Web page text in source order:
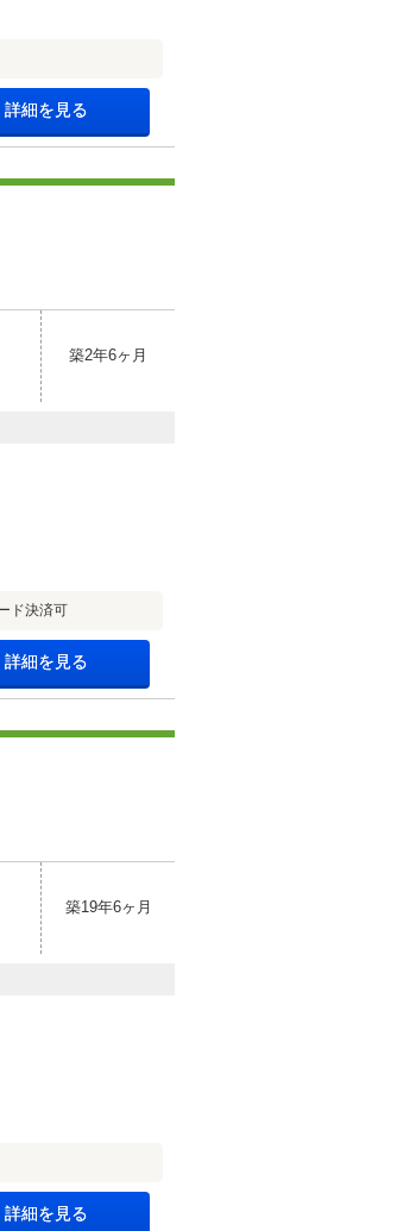
詳細を見る
築2年6ヶ月
ド決済可
詳細を見る
築19年6ヶ月
詳細を見る